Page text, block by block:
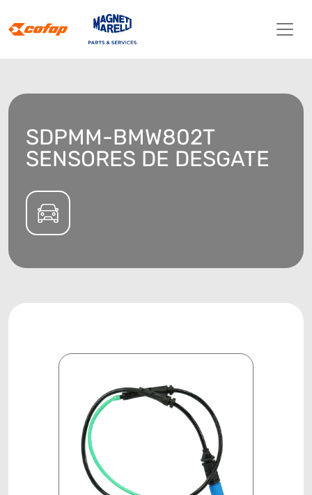
SDPMM-BMW802T
SENSORES DE DESGATE